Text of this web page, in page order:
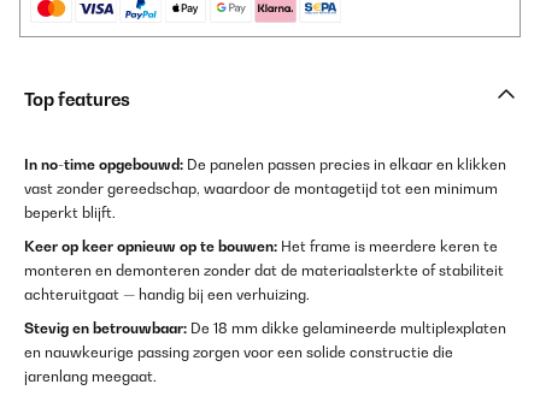
Top features
In no-time opgebouwd: De panelen passen precies in elkaar en klikken
vast zonder gereedschap, waardoor de montagetijd tot een minimum
beperkt blijft.
Keer op keer opnieuw op te bouwen: Het frame is meerdere keren te
monteren en demonteren zonder dat de materiaalsterkte of stabiliteit
achteruitgaat — handig bij een verhuizing.
Stevig en betrouwbaar: De 18 mm dikke gelamineerde multiplexplaten
en nauwkeurige passing zorgen voor een solide constructie die
jarenlang meegaat.